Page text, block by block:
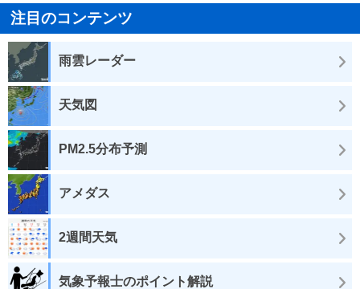
注目のコンテンツ
雨雲レーダー
天気図
PM2.5分布予測
アメダス
2週間天気
気象予報士のポイント解説